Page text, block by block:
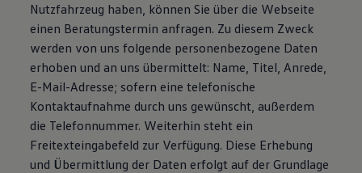
Nutzfahrzeug haben, können Sie über die Webseite
einen Beratungstermin anfragen. Zu diesem Zweck
werden von uns folgende personenbezogene Daten
erhoben und an uns übermittelt: Name, Titel, Anrede,
E-Mail-Adresse; sofern eine telefonische
Kontaktaufnahme durch uns gewünscht, außerdem
die Telefonnummer. Weiterhin steht ein
Freitexteingabefeld zur Verfügung. Diese Erhebung
und Übermittlung der Daten erfolgt auf der Grundlage